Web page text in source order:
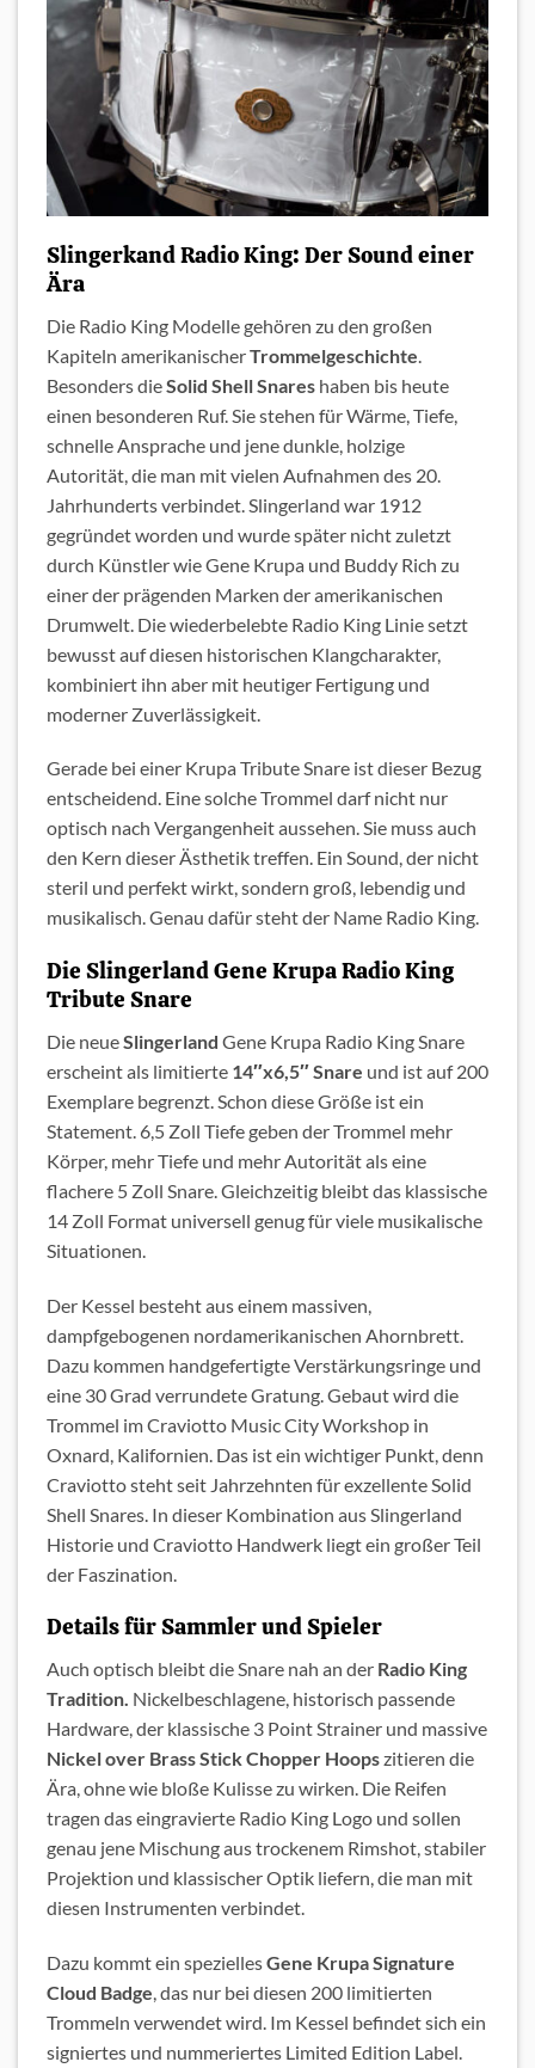
Slingerkand Radio King: Der Sound einer
Ära
Die Radio King Modelle gehören zu den großen
Kapiteln amerikanischerTrommelgeschichte
Besonders dieSolid Shell Snares haben bis heute
einen besonderen Ruf. Sie stehen für Wärme, Tiefe,
schnelle Ansprache und jene dunkle, holzige
Autorität, die man mit vielen Aufnahmen des 20.
Jahrhunderts verbindet. Slingerland war 1912
gegründet worden und wurde später nicht zuletzt
durch Künstler wie Gene Krupa und Buddy Rich zu
einer der prägenden Marken der amerikanischen
Drumwelt. Die wiederbelebte Radio King Linie setzt
bewusst auf diesen historischen Klangcharakter,
kombiniert ihn aber mit heutiger Fertigung und
moderner Zuverlässigkeit.
Gerade bei einer Krupa Tribute Snare ist dieser Bezug
entscheidend. Eine solche Trommel darf nicht nur
optisch nach Vergangenheit aussehen. Sie muss auch
den Kern dieser Ästhetik treffen. Ein Sound, der nicht
steril und perfekt wirkt, sondern groß, lebendig und
musikalisch. Genau dafür steht der Name Radio King.
Die Slingerland Gene Krupa Radio King
Tribute Snare
Die neueSlingerland Gene Krupa Radio King Snare
erscheint als limitierte 14″x6,5″ Snare und ist auf 200
Exemplare begrenzt. Schon diese Größe ist ein
Statement. 6,5 Zoll Tiefe geben der Trommel mehr
Körper, mehr Tiefe und mehr Autorität als eine
flachere 5 Zoll Snare. Gleichzeitig bleibt das klassische
14 Zoll Format universell genug für viele musikalische
Situationen.
Der Kessel besteht aus einem massiven,
dampfgebogenen nordamerikanischen Ahornbrett.
Dazu kommen handgefertigte Verstärkungsringe und
eine 30 Grad verrundete Gratung. Gebaut wird die
Trommel im Craviotto Music City Workshop in
Oxnard, Kalifornien. Das ist ein wichtiger Punkt, denn
Craviotto steht seit Jahrzehnten für exzellente Solid
Shell Snares. In dieser Kombination aus Slingerland
Historie und Craviotto Handwerk liegt ein großer Teil
der Faszination.
Details für Sammler und Spieler
Auch optisch bleibt die Snare nah an der Radio King
Tradition. Nickelbeschlagene, historisch passende
Hardware, der klassische 3 Point Strainer und massive
Nickel over Brass Stick Chopper Hoopszitieren die
Ära, ohne wie bloße Kulisse zu wirken. Die Reifen
tragen das eingravierte Radio King Logo und sollen
genau jene Mischung aus trockenem Rimshot, stabiler
Projektion und klassischer Optik liefern, die man mit
diesen Instrumenten verbindet.
Dazu kommt ein speziellesGene Krupa Signature
Cloud Badge , das nur bei diesen 200 limitierten
Trommeln verwendet wird. Im Kessel befindet sich ein
signiertes und nummeriertes Limited Edition Label.